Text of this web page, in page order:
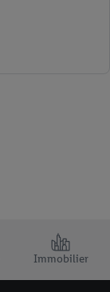
Immobilier